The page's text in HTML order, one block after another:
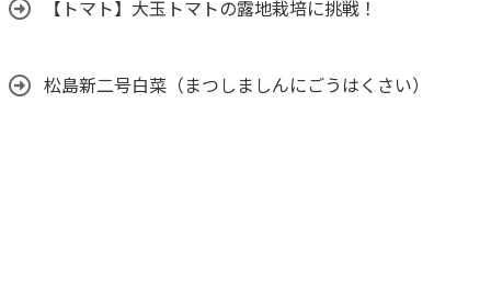
【トマト】大玉トマトの露地栽培に挑戦！
松島新二号白菜（まつしましんにごうはくさい）